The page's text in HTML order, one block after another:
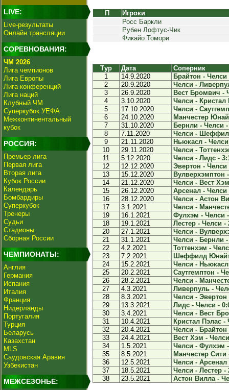
LIVE:
Live-результаты
Онлайн трансляции
СОРЕВНОВАНИЯ:
ЧМ 2026
Лига чемпионов
Лига Европы
Лига конференций
Лига наций
Клубный ЧМ
Суперкубок УЕФА
Межконтинентальный
кубок
РОССИЯ:
Премьер-лига
Первая лига
Вторая лига
Кубок России
Календарь
Бомбардиры
Суперкубок
Тренеры
Судьи
Стадионы
Сборная России
ЧЕМПИОНАТЫ:
Англия
Германия
Испания
Италия
Франция
Нидерланды
Португалия
Турция
Беларусь
Казахстан
MLS
Саудовская Аравия
Узбекистан
МЕЖСЕЗОНЬЕ:
П
Игроки
Росс Баркли
Рубен Лофтус-Чик
Фикайо Томори
Тур Дата
Соперник
1
14.9.2020
Брайтон - Челси
2
20.9.2020
Челси -
3
26.9.2020
Вест Бромвич -
4
3.10.2020
Челси - Кристал
5
17.10.2020
Челси -
6
24.10.2020
Манчестер
7
31.10.2020
Бернли - Челси -
8
7.11.2020
Челси -
9
21.11.2020
Ньюкасл -
10
29.11.2020
Челси -
11
5.12.2020
Челси - Лидс -
12
12.12.2020
Эвертон - Челси
13
15.12.2020
Вулверхэмптон
14
21.12.2020
Челси - Вест
15
26.12.2020
Арсенал - Челси
16
28.12.2020
Челси - Астон
17
3.1.2021
Челси -
19
16.1.2021
Фулхэм - Челси
18
19.1.2021
Лестер - Челси -
20
27.1.2021
Челси -
21
31.1.2021
Челси - Бернли -
22
4.2.2021
Тоттенхэм -
23
7.2.2021
Шеффилд
24
15.2.2021
Челси - Ньюкасл
25
20.2.2021
Саутгемптон -
26
28.2.2021
Челси -
27
4.3.2021
Ливерпуль -
28
8.3.2021
Челси - Эвертон
29
13.3.2021
Лидс - Челси -
30
3.4.2021
Челси - Вест
31
10.4.2021
Кристал Пэлас -
32
20.4.2021
Челси - Брайтон
33
24.4.2021
Вест Хэм -
34
1.5.2021
Челси - Фулхэм
35
8.5.2021
Манчестер Сити
36
12.5.2021
Челси - Арсенал
37
18.5.2021
Челси - Лестер -
38
23.5.2021 Астон Вилла -